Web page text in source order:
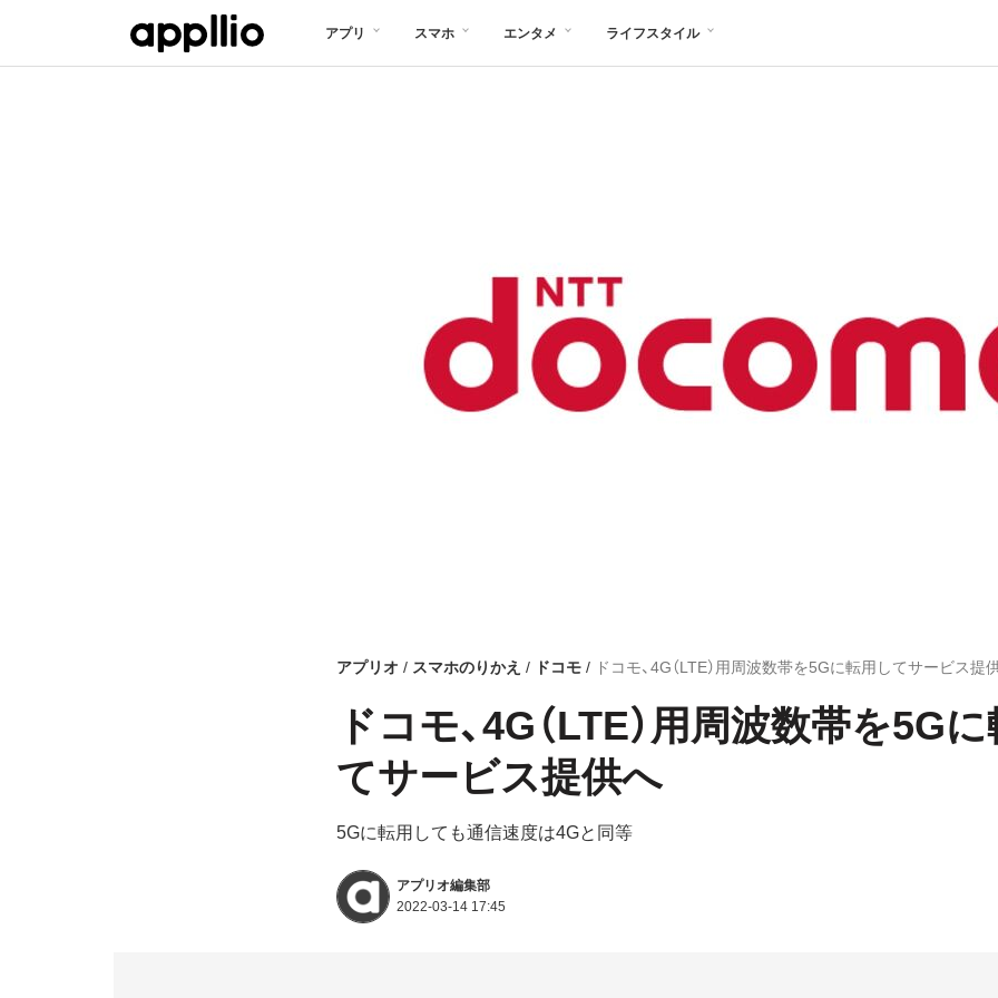
アプリ スマホ エンタメ ライフスタイル
アプリオ スマホのりかえ ドコモ ドコモ、4G（LTE）用周波数帯を5Gに転用してサービス提
ドコモ、4G（LTE）用周波数帯を5G
てサービス提供へ
5Gに転用しても通信速度は4Gと同等
アプリオ編集部
2022-03-14 17:45